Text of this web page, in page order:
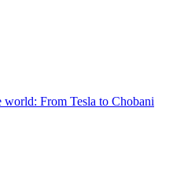
world: From Tesla to Chobani